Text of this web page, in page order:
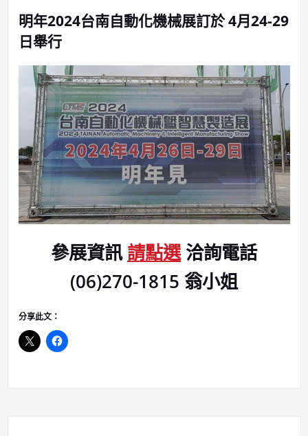
明年2024台南自動化機械展訂於 4月24-29
日舉行
參展資訊請點選 洽詢電話
(06)270-1815 翁小姐
分享此文：